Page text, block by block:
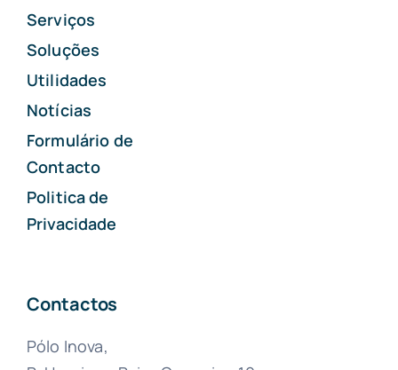
Serviços
Soluções
Utilidades
Notícias
Formulário de
Contacto
Politica de
Privacidade
Contactos
Pólo Inova,